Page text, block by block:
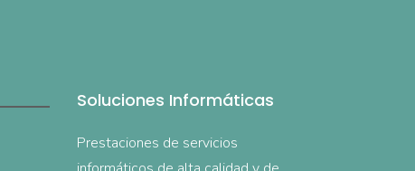
Soluciones Informáticas
Prestaciones de servicios